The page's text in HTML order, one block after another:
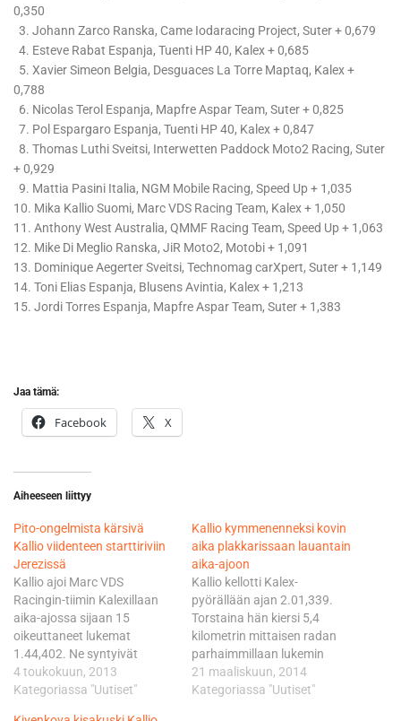
0,350
3. Johann Zarco Ranska, Came Iodaracing Project, Suter + 0,679
4. Esteve Rabat Espanja, Tuenti HP 40, Kalex + 0,685
5. Xavier Simeon Belgia, Desguaces La Torre Maptaq, Kalex +
0,788
6. Nicolas Terol Espanja, Mapfre Aspar Team, Suter + 0,825
7. Pol Espargaro Espanja, Tuenti HP 40, Kalex + 0,847
8. Thomas Luthi Sveitsi, Interwetten Paddock Moto2 Racing, Suter
+ 0,929
9. Mattia Pasini Italia, NGM Mobile Racing, Speed Up + 1,035
10. Mika Kallio Suomi, Marc VDS Racing Team, Kalex + 1,050
11. Anthony West Australia, QMMF Racing Team, Speed Up + 1,063
12. Mike Di Meglio Ranska, JiR Moto2, Motobi + 1,091
13. Dominique Aegerter Sveitsi, Technomag carXpert, Suter + 1,149
14. Toni Elias Espanja, Blusens Avintia, Kalex + 1,213
15. Jordi Torres Espanja, Mapfre Aspar Team, Suter + 1,383
Jaa tämä:
Facebook X
Aiheeseen liittyy
Pito-ongelmista kärsivä
Kallio viidenteen starttiriviin
Jerezissä
Kallio ajoi Marc VDS
Racingin-tiimin Kalexillaan
aika-ajossa sijaan 15
oikeuttaneet lukemat
1.44,402. Ne syntyivät
viimeisellä, eli 15.
kierroksella. Jerezin rata on
4 toukokuun, 2013
Kategoriassa "Uutiset"
Kallio kymmenenneksi kovin
aika plakkarissaan lauantain
aika-ajoon
Kallio kellotti Kalex-
pyörällään ajan 2.01,339.
Torstaina hän kiersi 5,4
kilometrin mittaisen radan
parhaimmillaan lukemin
2.01,039. Moto2-luokan
harjoituskärkenä aika-ajoon
21 maaliskuun, 2014
Kategoriassa "Uutiset"